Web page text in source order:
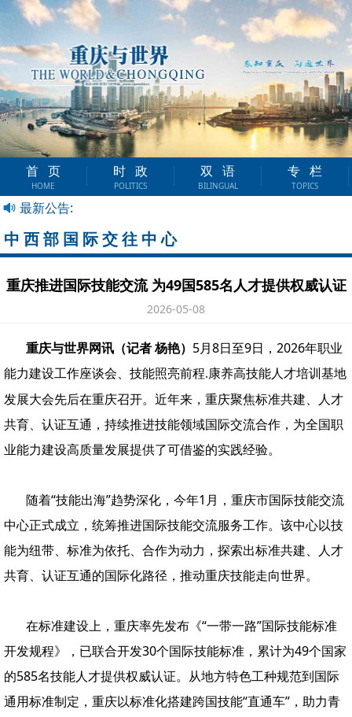
首页
HOME
时政
POLITICS
双语
BILINGUAL
专栏
TOPICS
最新公告:
中西部国际交往中心
重庆推进国际技能交流 为49国585名人才提供权威认证
2026-05-08
重庆与世界网讯（记者 杨艳） 5月8日至9日，2026年职业
能力建设工作座谈会、技能照亮前程.康养高技能人才培训基地
发展大会先后在重庆召开。近年来，重庆聚焦标准共建、人才
共育、认证互通，持续推进技能领域国际交流合作，为全国职
业能力建设高质量发展提供了可借鉴的实践经验。
随着“技能出海”趋势深化，今年1月，重庆市国际技能交流
中心正式成立，统筹推进国际技能交流服务工作。该中心以技
能为纽带、标准为依托、合作为动力，探索出标准共建、人才
共育、认证互通的国际化路径，推动重庆技能走向世界。
在标准建设上，重庆率先发布《“一带一路”国际技能标准
开发规程》，已联合开发30个国际技能标准，累计为49个国家
的585名技能人才提供权威认证。从地方特色工种规范到国际
通用标准制定，重庆以标准化搭建跨国技能“直通车”，助力青